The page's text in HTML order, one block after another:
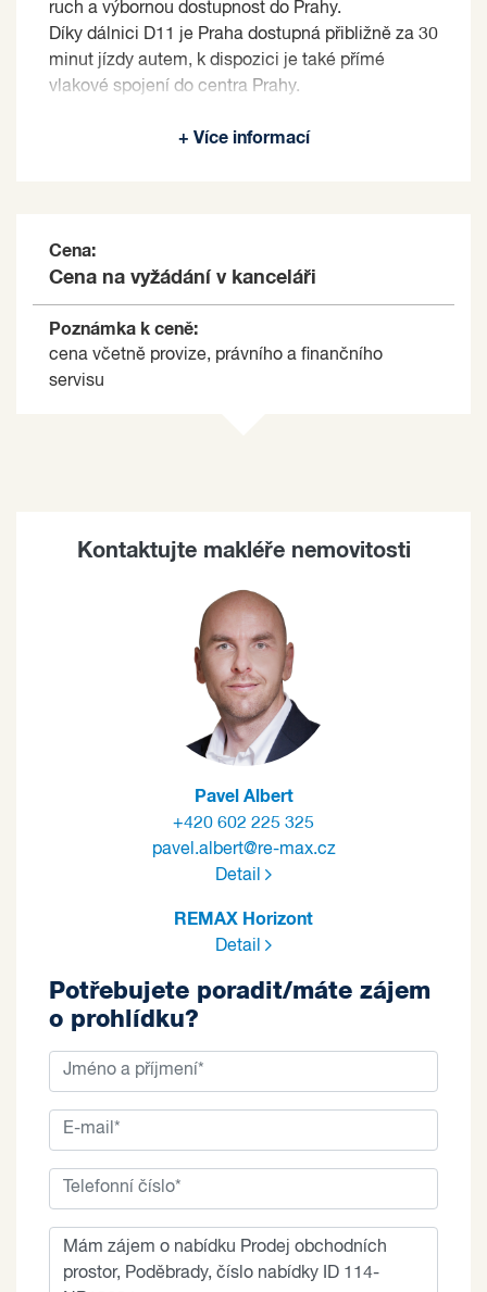
ruch a výbornou dostupnost do Prahy.
Díky dálnici D11 je Praha dostupná přibližně za 30
minut jízdy autem, k dispozici je také přímé
vlakové spojení do centra Prahy.
na základě jím zvolených kritérií.
+ Více informací
Cena:
Cena na vyžádání v kanceláři
Poznámka k ceně:
cena včetně provize, právního a finančního
servisu
Kontaktujte makléře nemovitosti
Pavel Albert
+420 602 225 325
pavel.albert@re-max.cz
Detail
REMAX Horizont
Detail
Potřebujete poradit/máte zájem
o prohlídku?